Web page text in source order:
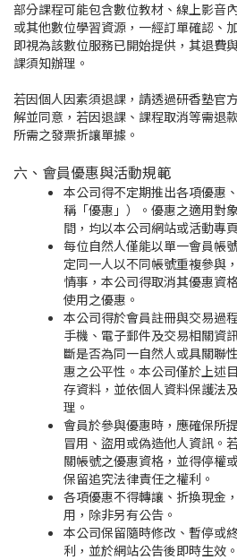
部分課程可能包含數位教材、線上影音
或其他數位學習資源，一經訂單確認、
即視為該數位服務已開始提供，其退費
課須知辦理。
若因個人因素須退課，請透過研香塾官
解並同意，若因退課、課程取消等需退
所需之發票折讓單據。
六、會員優惠與活動規範
本公司得不定期推出各項優惠
稱「優惠」）。優惠之適用對
間，均以本公司網站或活動專
每位自然人僅能以單一會員帳
定同一人以不同帳號重複參與
情事，本公司得取消其優惠資
使用之優惠。
本公司得於會員註冊與交易過
手機、電子郵件及交易相關資
斷是否為同一自然人或具關聯
惠之公平性。本公司僅於上述
存資料，並依個人資料保護法
理。
會員於參與優惠時，應確保所
冒用、盜用或偽造他人資訊。
關帳號之優惠資格，並得停權
保留追究法律責任之權利。
各項優惠不得轉讓、折換現金
用，除非另有公告。
本公司保留隨時修改、暫停或
利，並於網站公告後即時生效。